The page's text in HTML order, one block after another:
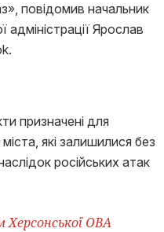
повідомив начальник
адміністрації Ярослав
призначені для
які залишилися без
російських атак
Херсонської ОВА